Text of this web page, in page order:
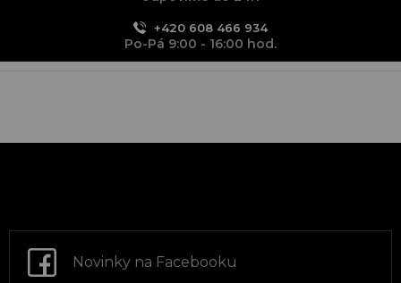
+420 608 466 934
Po-Pá 9:00 - 16:00 hod.
Novinky na Facebooku